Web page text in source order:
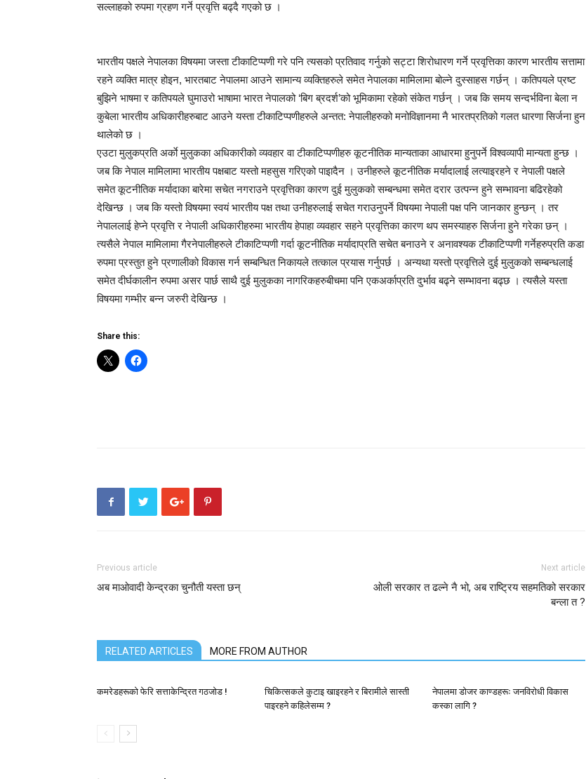
सल्लाहको रुपमा ग्रहण गर्ने प्रवृत्ति बढ्दै गएको छ ।
भारतीय पक्षले नेपालका विषयमा जस्ता टीकाटिप्पणी गरे पनि त्यसको प्रतिवाद गर्नुको सट्टा शिरोधारण गर्ने प्रवृत्तिका कारण भारतीय सत्तामा
रहने व्यक्ति मात्र होइन, भारतबाट नेपालमा आउने सामान्य व्यक्तिहरुले समेत नेपालका मामिलामा बोल्ने दुस्साहस गर्छन् । कतिपयले प्रष्ट
बुझिने भाषमा र कतिपयले घुमाउरो भाषामा भारत नेपालको ‘बिग ब्रदर्श’को भूमिकामा रहेको संकेत गर्छन् । जब कि समय सन्दर्भविना बेला न
कुबेला भारतीय अधिकारीहरुबाट आउने यस्ता टीकाटिप्पणीहरुले अन्तत: नेपालीहरुको मनोविज्ञानमा नै भारतप्रतिको गलत धारणा सिर्जना हुन
थालेको छ ।
एउटा मुलुकप्रति अर्काे मुलुकका अधिकारीको व्यवहार वा टीकाटिप्पणीहरु कूटनीतिक मान्यताका आधारमा हुनुपर्ने विश्वव्यापी मान्यता हुन्छ ।
जब कि नेपाल मामिलामा भारतीय पक्षबाट यस्तो महसुस गरिएको पाइादैन । उनीहरुले कूटनीतिक मर्यादालाई लत्याइरहने र नेपाली पक्षले
समेत कूटनीतिक मर्यादाका बारेमा सचेत नगराउने प्रवृत्तिका कारण दुई मुलुकको सम्बन्धमा समेत दरार उत्पन्न हुने सम्भावना बढिरहेको
देखिन्छ । जब कि यस्तो विषयमा स्वयं भारतीय पक्ष तथा उनीहरुलाई सचेत गराउनुपर्ने विषयमा नेपाली पक्ष पनि जानकार हुन्छन् । तर
नेपाललाई हेप्ने प्रवृत्ति र नेपाली अधिकारीहरुमा भारतीय हेपाहा व्यवहार सहने प्रवृत्तिका कारण थप समस्याहरु सिर्जना हुने गरेका छन् ।
त्यसैले नेपाल मामिलामा गैरनेपालीहरुले टीकाटिप्पणी गर्दा कूटनीतिक मर्यादाप्रति सचेत बनाउने र अनावश्यक टीकाटिप्पणी गर्नेहरुप्रति कडा
रुपमा प्रस्तुत हुने प्रणालीको विकास गर्न सम्बन्धित निकायले तत्काल प्रयास गर्नुपर्छ । अन्यथा यस्तो प्रवृत्तिले दुई मुलुकको सम्बन्धलाई
समेत दीर्घकालीन रुपमा असर पार्छ साथै दुई मुलुकका नागरिकहरुबीचमा पनि एकअर्काप्रति दुर्भाव बढ्ने सम्भावना बढ्छ । त्यसैले यस्ता
विषयमा गम्भीर बन्न जरुरी देखिन्छ ।
Share this:
Previous article
अब माओवादी केन्द्रका चुनौती यस्ता छन्
Next article
ओली सरकार त ढल्ने नै भो, अब राष्ट्रिय सहमतिको सरकार
बन्ला त ?
RELATED ARTICLES MORE FROM AUTHOR
कमरेडहरूको फेरि सत्ताकेन्द्रित गठजोड !
चिकित्सकले कुटाइ खाइरहने र बिरामीले सास्ती
पाइरहने कहिलेसम्म ?
नेपालमा डोजर काण्डहरूः जनविरोधी विकास
कस्का लागि ?